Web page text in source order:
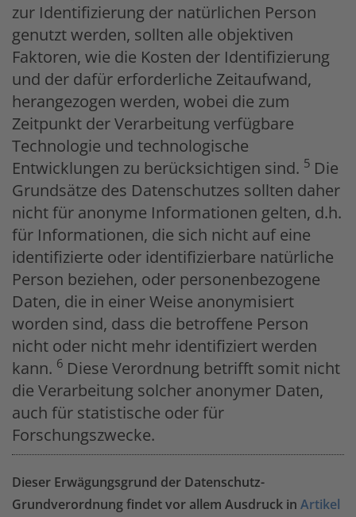
zur Identifizierung der natürlichen Person
genutzt werden, sollten alle objektiven
Faktoren, wie die Kosten der Identifizierung
und der dafür erforderliche Zeitaufwand,
herangezogen werden, wobei die zum
Zeitpunkt der Verarbeitung verfügbare
Technologie und technologische
Entwicklungen zu berücksichtigen sind. 5 Die
Grundsätze des Datenschutzes sollten daher
nicht für anonyme Informationen gelten, d.h.
für Informationen, die sich nicht auf eine
identifizierte oder identifizierbare natürliche
Person beziehen, oder personenbezogene
Daten, die in einer Weise anonymisiert
worden sind, dass die betroffene Person
nicht oder nicht mehr identifiziert werden
kann. 6 Diese Verordnung betrifft somit nicht
die Verarbeitung solcher anonymer Daten,
auch für statistische oder für
Forschungszwecke.
Dieser Erwägungsgrund der Datenschutz-
Grundverordnung findet vor allem Ausdruck in Artikel